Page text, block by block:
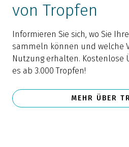
von Tropfen
Informieren Sie sich, wo Sie
sammeln können und welche
Nutzung erhalten. Kostenlose
es ab 3.000 Tropfen!
MEHR ÜBER